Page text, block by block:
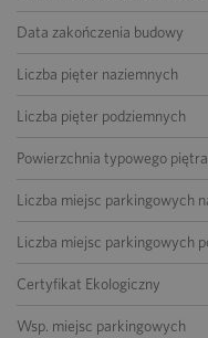
Data zakończenia budowy
Liczba pięter naziemnych
Liczba pięter podziemnych
Powierzchnia typowego piętra
Liczba miejsc parkingowych
Liczba miejsc parkingowych
Certyfikat Ekologiczny
Wsp. miejsc parkingowych